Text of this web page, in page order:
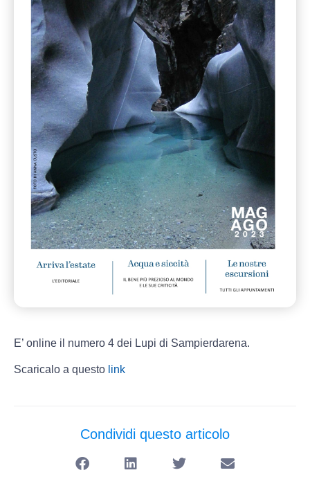
E’ online il numero 4 dei Lupi di Sampierdarena.
Scaricalo a questo link
Condividi questo articolo